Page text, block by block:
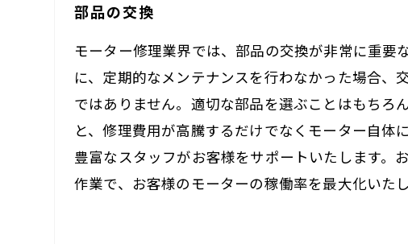
部品の交換
モーター修理業界では、部品の交換が非常に重要
に、定期的なメンテナンスを行わなかった場合、
ではありません。適切な部品を選ぶことはもちろ
と、修理費用が高騰するだけでなくモーター自
豊富なスタッフがお客様をサポートいたします。
作業で、お客様のモーターの稼働率を最大化いた